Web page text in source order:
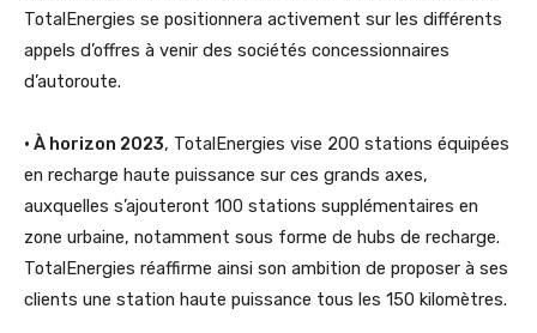
TotalEnergies se positionnera activement sur les différents
appels d’offres à venir des sociétés concessionnaires
d’autoroute.
• À horizon 2023, TotalEnergies vise 200 stations équipées
en recharge haute puissance sur ces grands axes,
auxquelles s’ajouteront 100 stations supplémentaires en
zone urbaine, notamment sous forme de hubs de recharge.
TotalEnergies réaffirme ainsi son ambition de proposer à ses
clients une station haute puissance tous les 150 kilomètres.